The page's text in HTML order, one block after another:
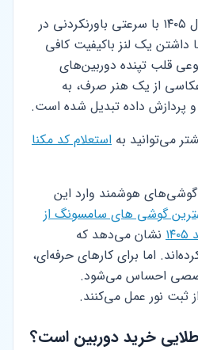
دنیای تصویربرداری در سال ۱۴۰۵ با سرعتی باورنکردنی در
داشتن یک لنز باکیفیت کافی
قلب تپنده دوربین‌های
از یک هنر صرف، به
و پردازش داده تبدیل شده است.
می‌توانید به استعلام کد مکنا
گوشی‌های هوشمند وارد این
گوشی های سامسونگ از
نشان می‌دهد که
اما برای کارهای حرفه‌ای،
احساس می‌شود.
ثبت نور عمل می‌کنند.